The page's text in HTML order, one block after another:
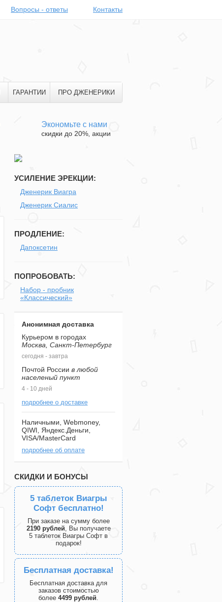
Вопросы - ответы Контакты
ГАРАНТИИ ПРО ДЖЕНЕРИКИ
Экономьте с нами
скидки до 20%, акции
УСИЛЕНИЕ ЭРЕКЦИИ:
Дженерик Виагра
Дженерик Сиалис
ПРОДЛЕНИЕ:
Дапоксетин
ПОПРОБОВАТЬ:
Набор - пробник
«Классический»
Анонимная доставка
Курьером в городах
Москва, Санкт-Петербург
сегодня - завтра
Почтой России в любой
населеный пункт
4 - 10 дней
подробнее о доставке
Наличными, Webmoney,
QIWI, Яндекс.Деньги,
VISA/MasterCard
подробнее об оплате
СКИДКИ И БОНУСЫ
5 таблеток Виагры
Софт бесплатно!
При заказе на сумму более
2190 рублей, Вы получаете
5 таблеток Виагры Софт в
подарок!
Бесплатная доставка!
Бесплатная доставка для
заказов стоимостью
более 4499 рублей.